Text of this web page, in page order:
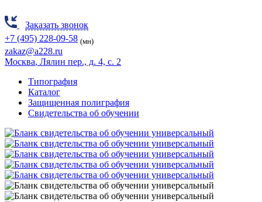
Заказать звонок
+7 (495) 228-09-58 (мн)
zakaz@a228.ru
Москва, Лялин пер., д. 4, с. 2
Типография
Каталог
Защищенная полиграфия
Свидетельства об обучении